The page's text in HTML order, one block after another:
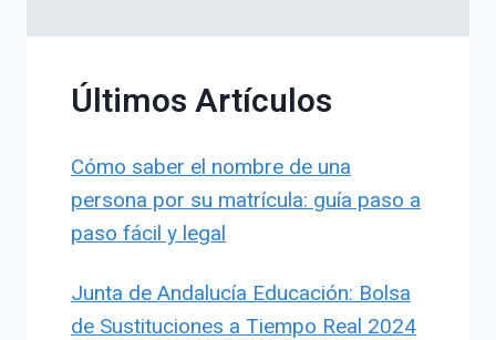
Últimos Artículos
Cómo saber el nombre de una
persona por su matrícula: guía paso a
paso fácil y legal
Junta de Andalucía Educación: Bolsa
de Sustituciones a Tiempo Real 2024